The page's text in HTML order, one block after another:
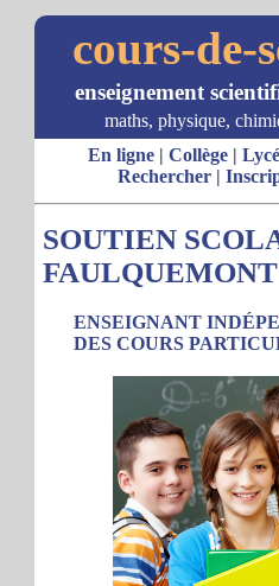
cours-de-
enseignement
maths, physique,
En ligne| Collège|
Rechercher|
SOUTIEN
ENSEIGNANT
DES COURS